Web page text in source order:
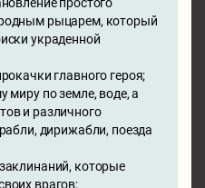
рыцарем, который
украденной
главного героя;
миру по земле, воде, а
и различного
дирижабли, поезда
которые
врагов;